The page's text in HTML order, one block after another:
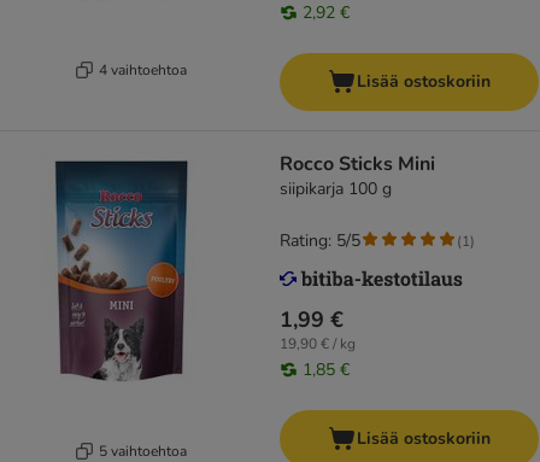
4 vaihtoehtoa
2,92 €
Lisää ostoskoriin
5 vaihtoehtoa
Rocco Sticks Mini
siipikarja 100 g
1,99 €
19,90 € / kg
1,85 €
Rating: 5/5 (1)
Lisää ostoskoriin